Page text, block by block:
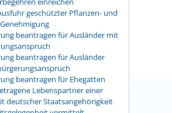
geschützter Pflanzen- und
beantragen für Ausländer mit
beantragen für Ausländer
beantragen für Ehegatten
Lebenspartner einer
deutscher Staatsangehörigkeit